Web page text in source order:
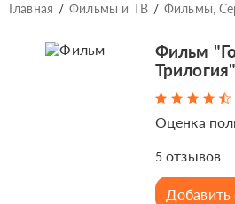
Главная Фильмы и ТВ Фильмы,
Фильм
Оценка
5отзывов
Добавить